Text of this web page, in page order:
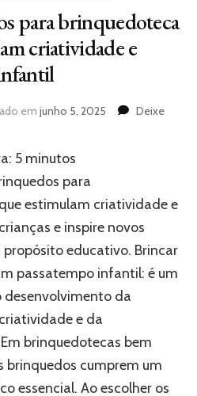
para brinquedoteca
criatividade e
em junho 5, 2025
Deixe
5 minutos
para
estimulam criatividade e
e inspire novos
educativo. Brincar
passatempo infantil: é um
desenvolvimento da
e da
brinquedotecas bem
brinquedos cumprem um
essencial. Ao escolher os